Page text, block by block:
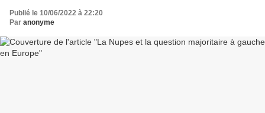
Publié le 10/06/2022 à 22:20
Par anonyme